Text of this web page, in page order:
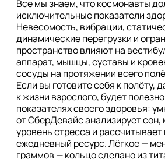
Все мы знаем, что космонавты
исключительные показатели
Невесомость, вибрации,
динамические перегрузки и
пространство влияют на
аппарат, мышцы, суставы и
сосуды на протяжении всего
Если вы готовите себя к полёту,
к жизни взрослого, будет
показателях своего здоровья:
от СберДевайс анализирует сон,
уровень стресса и
ежедневный ресурс. Лёгкое —
граммов — кольцо сделано из